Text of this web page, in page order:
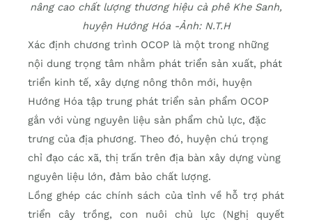
nâng cao chất lượng thương hiệu cà phê Khe Sanh,
huyện Hướng Hóa -Ảnh: N.T.H
Xác định chương trình OCOP là một trong những
nội dung trọng tâm nhằm phát triển sản xuất, phát
triển kinh tế, xây dựng nông thôn mới, huyện
Hướng Hóa tập trung phát triển sản phẩm OCOP
gắn với vùng nguyên liệu sản phẩm chủ lực, đặc
trưng của địa phương. Theo đó, huyện chú trọng
chỉ đạo các xã, thị trấn trên địa bàn xây dựng vùng
nguyên liệu lớn, đảm bảo chất lượng.
Lồng ghép các chính sách của tỉnh về hỗ trợ phát
triển cây trồng, con nuôi chủ lực (Nghị quyết